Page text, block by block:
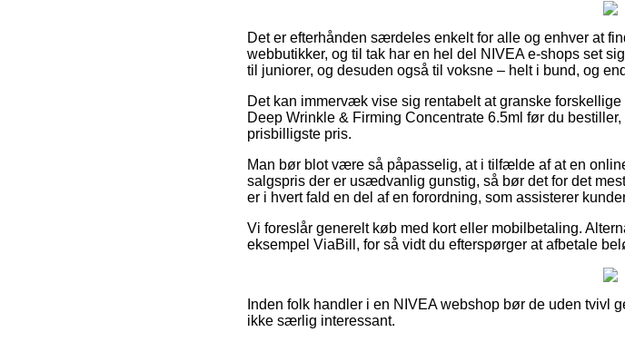
Det er efterhånden særdeles enkelt for alle og enhver at
webbutikker, og til tak har en hel del NIVEA e-shops set
til juniorer, og desuden også til voksne – helt i bund, og
Det kan immervæk vise sig rentabelt at granske
Deep Wrinkle & Firming Concentrate 6.5ml før du
prisbilligste pris.
Man bør blot være så påpasselig, at i tilfælde af at en
salgspris der er usædvanlig gunstig, så bør det for det
er i hvert fald en del af en forordning, som assisterer
Vi foreslår generelt køb med kort eller mobilbetaling.
eksempel ViaBill, for så vidt du efterspørger at afbetale
Inden folk handler i en NIVEA webshop bør de uden tvivl
ikke særlig interessant.